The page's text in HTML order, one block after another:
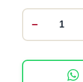
s
i
−